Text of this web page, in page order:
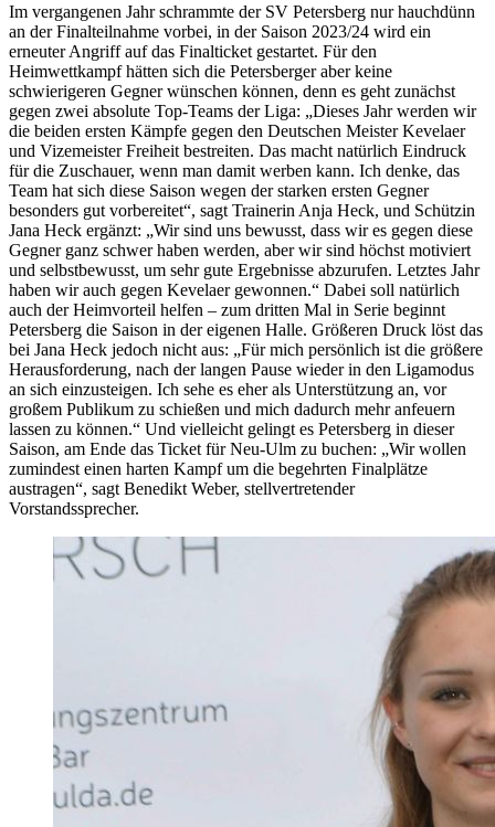
Im vergangenen Jahr schrammte der SV Petersberg nur hauchdünn
an der Finalteilnahme vorbei, in der Saison 2023/24 wird ein
erneuter Angriff auf das Finalticket gestartet. Für den
Heimwettkampf hätten sich die Petersberger aber keine
schwierigeren Gegner wünschen können, denn es geht zunächst
gegen zwei absolute Top-Teams der Liga: „Dieses Jahr werden wir
die beiden ersten Kämpfe gegen den Deutschen Meister Kevelaer
und Vizemeister Freiheit bestreiten. Das macht natürlich Eindruck
für die Zuschauer, wenn man damit werben kann. Ich denke, das
Team hat sich diese Saison wegen der starken ersten Gegner
besonders gut vorbereitet“, sagt Trainerin Anja Heck, und Schützin
Jana Heck ergänzt: „Wir sind uns bewusst, dass wir es gegen diese
Gegner ganz schwer haben werden, aber wir sind höchst motiviert
und selbstbewusst, um sehr gute Ergebnisse abzurufen. Letztes Jahr
haben wir auch gegen Kevelaer gewonnen.“ Dabei soll natürlich
auch der Heimvorteil helfen – zum dritten Mal in Serie beginnt
Petersberg die Saison in der eigenen Halle. Größeren Druck löst das
bei Jana Heck jedoch nicht aus: „Für mich persönlich ist die größere
Herausforderung, nach der langen Pause wieder in den Ligamodus
an sich einzusteigen. Ich sehe es eher als Unterstützung an, vor
großem Publikum zu schießen und mich dadurch mehr anfeuern
lassen zu können.“ Und vielleicht gelingt es Petersberg in dieser
Saison, am Ende das Ticket für Neu-Ulm zu buchen: „Wir wollen
zumindest einen harten Kampf um die begehrten Finalplätze
austragen“, sagt Benedikt Weber, stellvertretender
Vorstandssprecher.